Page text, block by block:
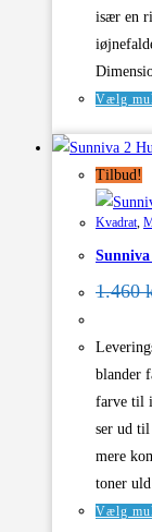
især en
Vælg
Tilbud!
Kvadrat,
Sunniva
1.460
blander
farve til
ser ud
mere
toner
Vælg